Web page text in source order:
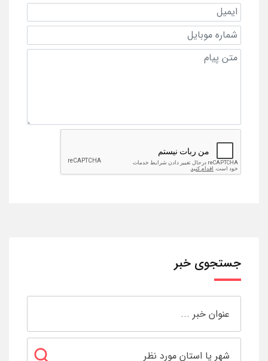
جستجوی خبر